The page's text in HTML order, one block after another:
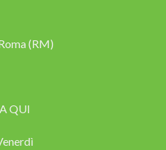
(RM)
QUI